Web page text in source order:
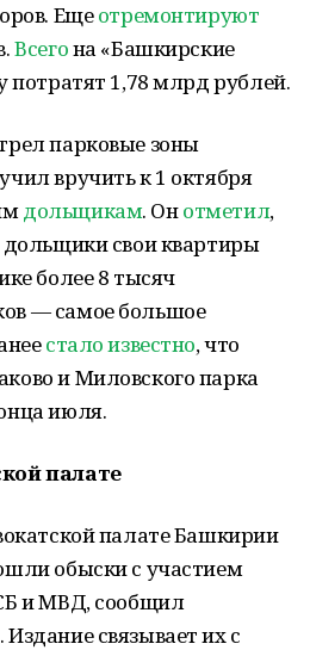
Ещеотремонтируют
Всегона «Башкирские
потратят 1,78 млрд рублей.
парковые зоны
вручить к 1 октября
дольщикам. Онотметил,
свои квартиры
более 8 тысяч
— самое большое
стало известно, что
и Миловского парка
июля.
палате
палате Башкирии
обыски с участием
и МВД, сообщил
Издание связывает их с